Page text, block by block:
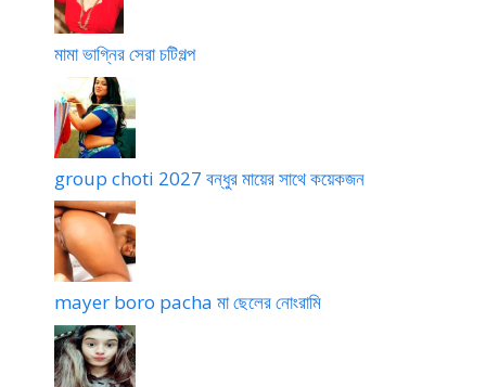
মামা ভাগ্নির সেরা চটিগল্প
group choti 2027 বন্ধুর মায়ের সাথে কয়েকজন
mayer boro pacha মা ছেলের নোংরামি